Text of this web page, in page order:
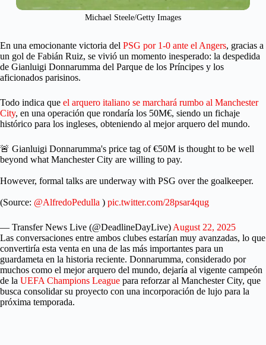
Michael Steele/Getty Images
En una emocionante victoria del PSG por 1-0 ante el Angers, gracias a
un gol de Fabián Ruiz, se vivió un momento inesperado: la despedida
de Gianluigi Donnarumma del Parque de los Príncipes y los
aficionados parisinos.
Todo indica que el arquero italiano se marchará rumbo al Manchester
City, en una operación que rondaría los 50M€, siendo un fichaje
histórico para los ingleses, obteniendo al mejor arquero del mundo.
🚨 Gianluigi Donnarumma's price tag of €50M is thought to be well
beyond what Manchester City are willing to pay.
However, formal talks are underway with PSG over the goalkeeper.
(Source: @AlfredoPedulla ) pic.twitter.com/28psar4qug
— Transfer News Live (@DeadlineDayLive) August 22, 2025
Las conversaciones entre ambos clubes estarían muy avanzadas, lo que
convertiría esta venta en una de las más importantes para un
guardameta en la historia reciente. Donnarumma, considerado por
muchos como el mejor arquero del mundo, dejaría al vigente campeón
de la UEFA Champions League para reforzar al Manchester City, que
busca consolidar su proyecto con una incorporación de lujo para la
próxima temporada.